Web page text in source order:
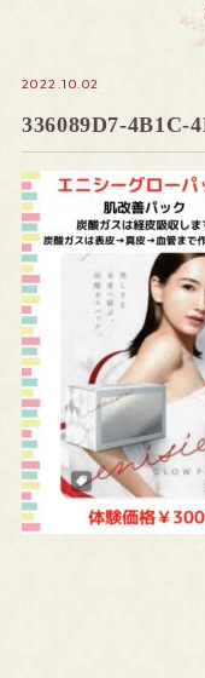
2022.10.02
336089D7-4B1C-